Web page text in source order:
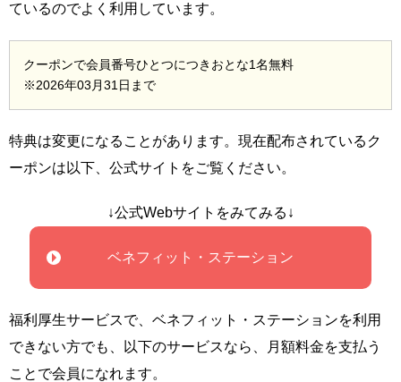
ているのでよく利用しています。
クーポンで会員番号ひとつにつきおとな1名無料
※2026年03月31日まで
特典は変更になることがあります。現在配布されているク
ーポンは以下、公式サイトをご覧ください。
↓公式Webサイトをみてみる↓
ベネフィット・ステーション
福利厚生サービスで、ベネフィット・ステーションを利用
できない方でも、以下のサービスなら、月額料金を支払う
ことで会員になれます。